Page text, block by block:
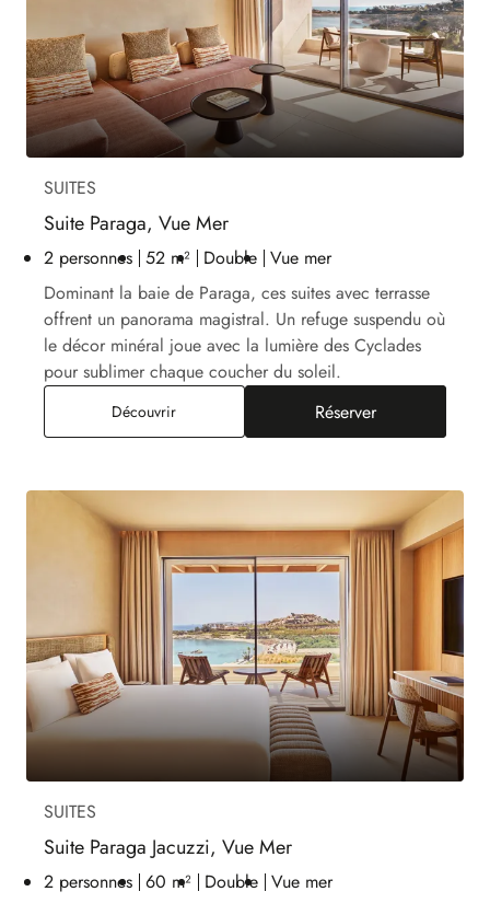
SUITES
Suite Paraga, Vue Mer
2 personnes 52 m² Double Vue mer
Dominant la baie de Paraga, ces suites avec terrasse
offrent un panorama magistral. Un refuge suspendu où
le décor minéral joue avec la lumière des Cyclades
pour sublimer chaque coucher du soleil.
DécouvrirSuite Paraga, Vue MerRéserver
SUITES
Suite Paraga Jacuzzi, Vue Mer
2 personnes 60 m² Double Vue mer